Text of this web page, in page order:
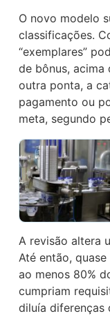
O novo modelo
classificações.
“exemplares”
de bônus, acima
outra ponta, a
pagamento ou
meta, segundo
A revisão altera
Até então,
ao menos 80%
cumpriam
diluía diferenças